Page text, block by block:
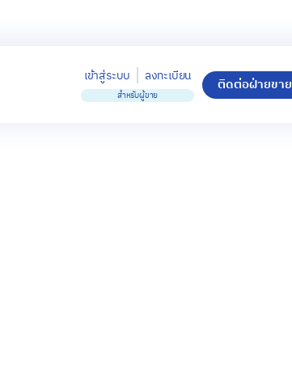
เข้าสู่ระบบ ลงทะเบียน
สำหรับผู้ขาย
ติดต่อฝ่ายขาย